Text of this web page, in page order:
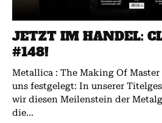
JETZT IM HANDEL:
#148!
Metallica : The Making Of
uns festgelegt: In unserer
wir diesen Meilenstein der
die...